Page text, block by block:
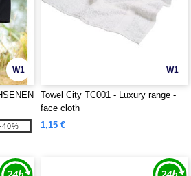
W1
40%
W1
Towel City TC001 - Luxury range -
face cloth
1,15 €